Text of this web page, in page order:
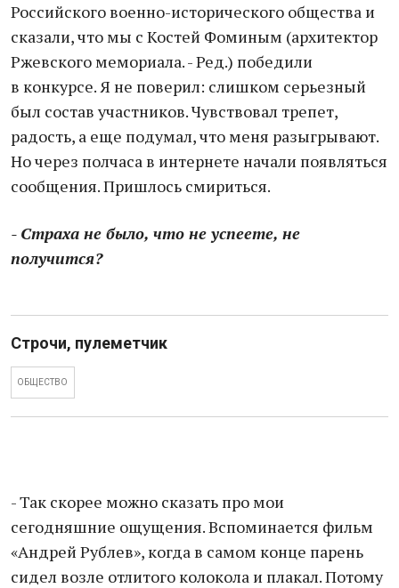
Российского военно-исторического общества и
сказали, что мы с Костей Фоминым (архитектор
Ржевского мемориала. - Ред.) победили
в конкурсе. Я не поверил: слишком серьезный
был состав участников. Чувствовал трепет,
радость, а еще подумал, что меня разыгрывают.
Но через полчаса в интернете начали появляться
сообщения. Пришлось смириться.
- Страха не было, что не успеете, не
получится?
Строчи, пулеметчик
ОБЩЕСТВО
- Так скорее можно сказать про мои
сегодняшние ощущения. Вспоминается фильм
«Андрей Рублев», когда в самом конце парень
сидел возле отлитого колокола и плакал. Потому